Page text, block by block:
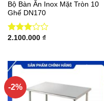
Bộ Bàn Ăn Inox Mặt Tròn 10
Ghế DN170
Được
3.005
sao
2.100.000 ₫
-2%